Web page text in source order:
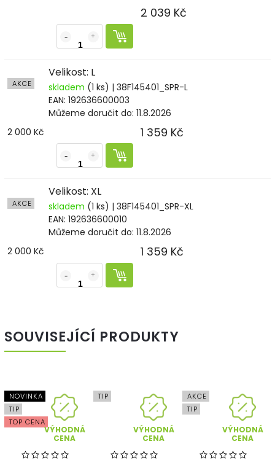
2 039 Kč
AKCE
Velikost: L
skladem (1 ks) | 38F145401_SPR-L
EAN: 192636600003
Můžeme doručit do: 11.8.2026
2 000 Kč
1 359 Kč
AKCE
Velikost: XL
skladem (1 ks) | 38F145401_SPR-XL
EAN: 192636600010
Můžeme doručit do: 11.8.2026
2 000 Kč
1 359 Kč
SOUVISEJÍCÍ PRODUKTY
NOVINKA
TIP
TOP CENA
VÝHODNÁ
CENA
TIP
VÝHODNÁ
CENA
AKCE
TIP
VÝHODNÁ
CENA